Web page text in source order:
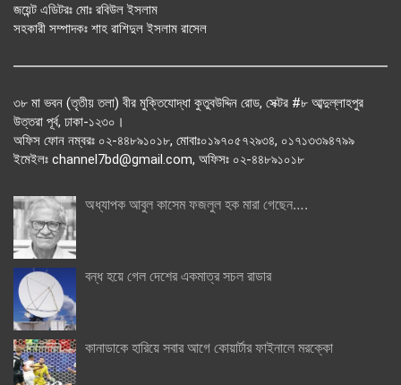
জয়েন্ট এডিটরঃ মোঃ রবিউল ইসলাম
সহকারী সম্পাদকঃ শাহ রাশিদুল ইসলাম রাসেল
৩৮ মা ভবন (তৃতীয় তলা) বীর মুক্তিযোদ্ধা কুতুবউদ্দিন রোড, সেক্টর #৮ আব্দুল্লাহপুর
উত্তরা পূর্ব, ঢাকা-১২৩০।
অফিস ফোন নম্বরঃ ০২-৪৪৮৯১০১৮, মোবাঃ০১৯৭০৫৭২৯৩৪, ০১৭১৩৩৯৪৭৯৯
ইমেইলঃ channel7bd@gmail.com, অফিসঃ ০২-৪৪৮৯১০১৮
অধ্যাপক আবুল কাসেম ফজলুল হক মারা গেছেন….
বন্ধ হয়ে গেল দেশের একমাত্র সচল রাডার
কানাডাকে হারিয়ে সবার আগে কোয়ার্টার ফাইনালে মরক্কো